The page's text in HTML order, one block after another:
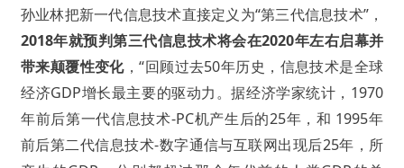
孙业林把新一代信息技术直接定义为“第三代信息技术”，
2018年就预判第三代信息技术将会在2020年左右启幕并
带来颠覆性变化，“回顾过去50年历史，信息技术是全球
经济GDP增长最主要的驱动力。据经济学家统计，1970
年前后第一代信息技术-PC机产生后的25年，和 1995年
前后第二代信息技术-数字通信与互联网出现后25年，所